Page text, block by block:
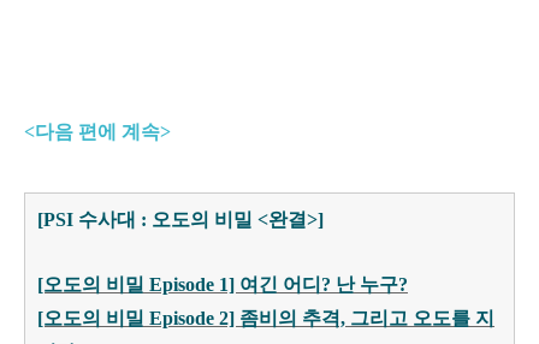
<다음 편에 계속>
[PSI 수사대 : 오도의 비밀 <완결>]
[오도의 비밀 Episode 1] 여긴 어디? 난 누구?
[오도의 비밀 Episode 2] 좀비의 추격, 그리고 오도를 지